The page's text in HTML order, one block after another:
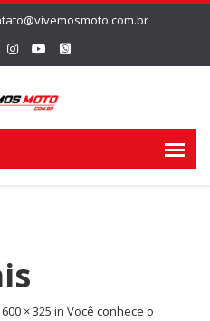
600 × 325 in Você conhece o